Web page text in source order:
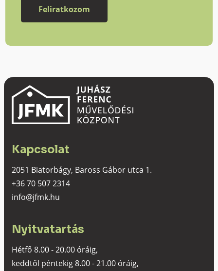
Kapcsolat
2051 Biatorbágy, Baross Gábor utca 1.
+36 70 507 2314
info@jfmk.hu
Nyitvatartás
Hétfő 8.00 - 20.00 óráig,
keddtől péntekig 8.00 - 21.00 óráig,